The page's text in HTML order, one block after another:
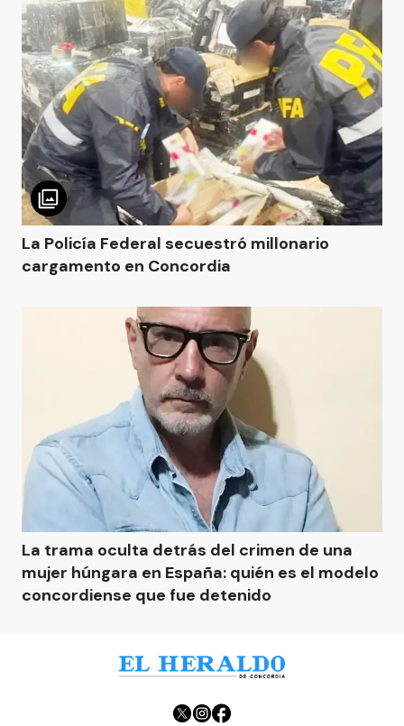
La Policía Federal secuestró millonario
cargamento en Concordia
La trama oculta detrás del crimen de una
mujer húngara en España: quién es el modelo
concordiense que fue detenido